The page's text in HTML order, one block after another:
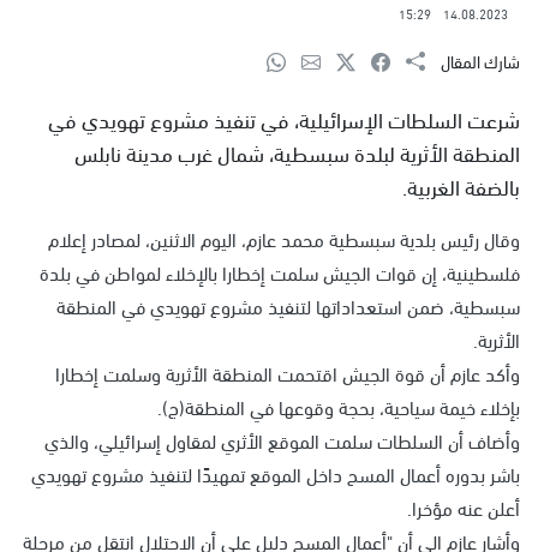
14.08.2023
15:29
شارك المقال
شرعت السلطات الإسرائيلية، في تنفيذ مشروع تهويدي في
المنطقة الأثرية لبلدة سبسطية، شمال غرب مدينة نابلس
بالضفة الغربية.
وقال رئيس بلدية سبسطية محمد عازم، اليوم الاثنين، لمصادر إعلام
فلسطينية، إن قوات الجيش سلمت إخطارا بالإخلاء لمواطن في بلدة
سبسطية، ضمن استعداداتها لتنفيذ مشروع تهويدي في المنطقة
الأثرية.
وأكد عازم أن قوة الجيش اقتحمت المنطقة الأثرية وسلمت إخطارا
بإخلاء خيمة سياحية، بحجة وقوعها في المنطقة(ج).
وأضاف أن السلطات سلمت الموقع الأثري لمقاول إسرائيلي، والذي
باشر بدوره أعمال المسح داخل الموقع تمهيدًا لتنفيذ مشروع تهويدي
أعلن عنه مؤخرا.
وأشار عازم الى أن "أعمال المسح دليل على أن الاحتلال انتقل من مرحلة